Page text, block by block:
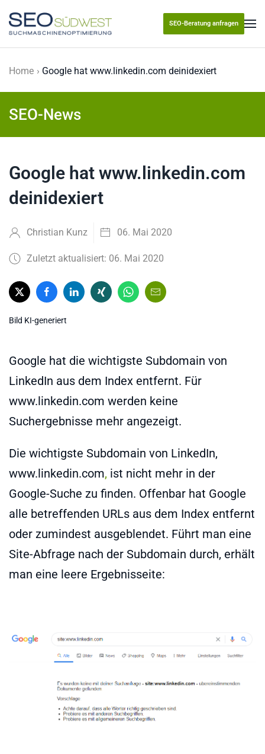
Skip to main content
SEO-Beratung anfragen
Home Google hat www.linkedin.com deinidexiert
SEO-News
Google hat www.linkedin.com
deinidexiert
Christian Kunz 06. Mai 2020
Zuletzt aktualisiert: 06. Mai 2020
Bild KI-generiert
Google hat die wichtigste Subdomain von
LinkedIn aus dem Index entfernt. Für
www.linkedin.com werden keine
Suchergebnisse mehr angezeigt.
Die wichtigste Subdomain von LinkedIn,
www.linkedin.com, ist nicht mehr in der
Google-Suche zu finden. Offenbar hat Google
alle betreffenden URLs aus dem Index entfernt
oder zumindest ausgeblendet. Führt man eine
Site-Abfrage nach der Subdomain durch, erhält
man eine leere Ergebnisseite: